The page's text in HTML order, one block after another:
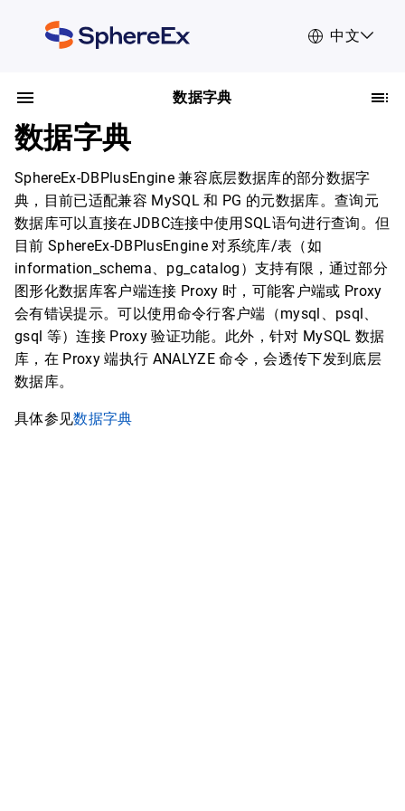
中文
数据字典
数据字典
SphereEx-DBPlusEngine 兼容底层数据库的部分数据字
典，目前已适配兼容 MySQL 和 PG 的元数据库。查询元
数据库可以直接在JDBC连接中使用SQL语句进行查询。但
目前 SphereEx-DBPlusEngine 对系统库/表（如
information_schema、pg_catalog）支持有限，通过部分
图形化数据库客户端连接 Proxy 时，可能客户端或 Proxy
会有错误提示。可以使用命令行客户端（mysql、psql、
gsql 等）连接 Proxy 验证功能。此外，针对 MySQL 数据
库，在 Proxy 端执行 ANALYZE 命令，会透传下发到底层
数据库。
具体参见数据字典